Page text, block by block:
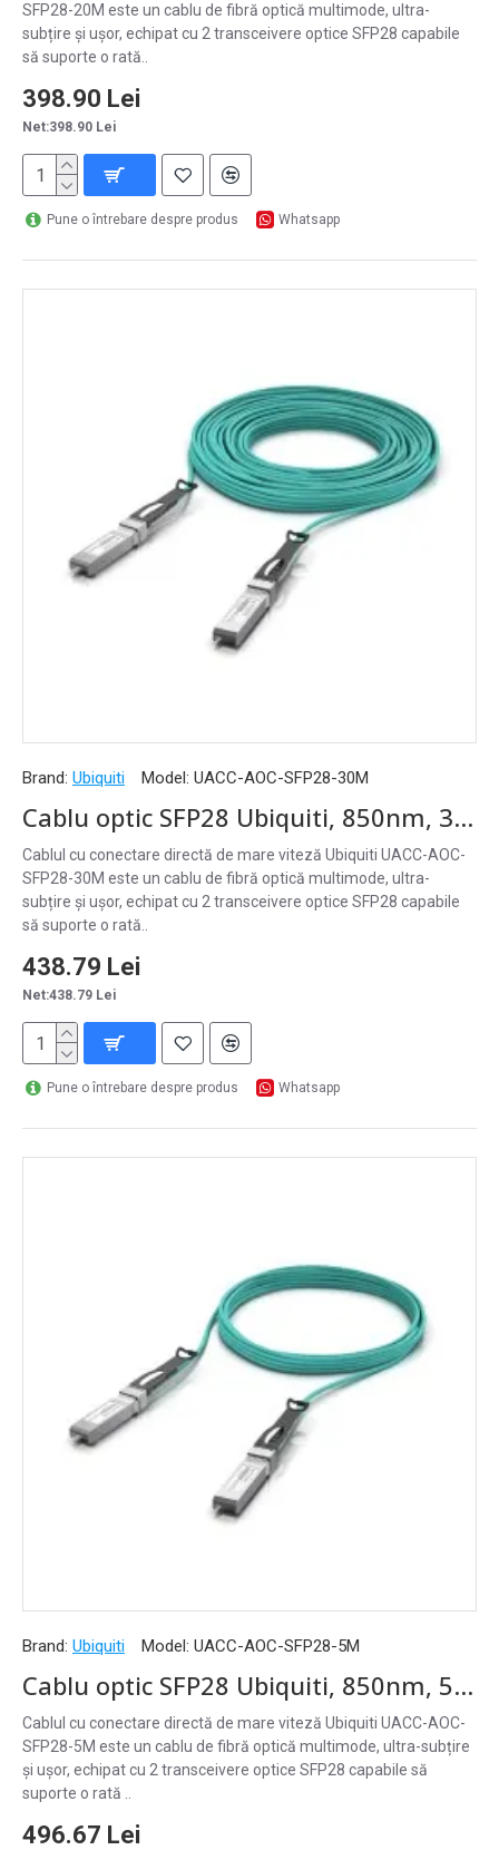
SFP28-20M este un cablu de fibră optică multimode, ultra-
subțire și ușor, echipat cu 2 transceivere optice SFP28 capabile
să suporte o rată..
398.90 Lei
Net:398.90 Lei
Pune o întrebare despre produs Whatsapp
Brand: Ubiquiti Model: UACC-AOC-SFP28-30M
Cablu optic SFP28 Ubiquiti, 850nm, 30m, aqua - UACC-AOC-SFP28-30M
Cablul cu conectare directă de mare viteză Ubiquiti UACC-AOC-
SFP28-30M este un cablu de fibră optică multimode, ultra-
subțire și ușor, echipat cu 2 transceivere optice SFP28 capabile
să suporte o rată..
438.79 Lei
Net:438.79 Lei
Pune o întrebare despre produs Whatsapp
Brand: Ubiquiti Model: UACC-AOC-SFP28-5M
Cablu optic SFP28 Ubiquiti, 850nm, 5m, aqua - UACC-AOC-SFP28-5M
Cablul cu conectare directă de mare viteză Ubiquiti UACC-AOC-
SFP28-5M este un cablu de fibră optică multimode, ultra-subțire
și ușor, echipat cu 2 transceivere optice SFP28 capabile să
suporte o rată ..
496.67 Lei